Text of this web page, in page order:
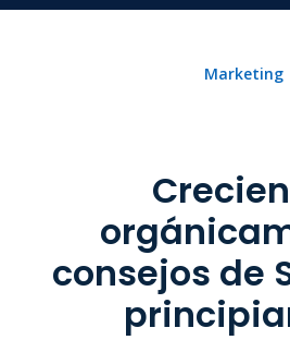
Marketing
consejos de